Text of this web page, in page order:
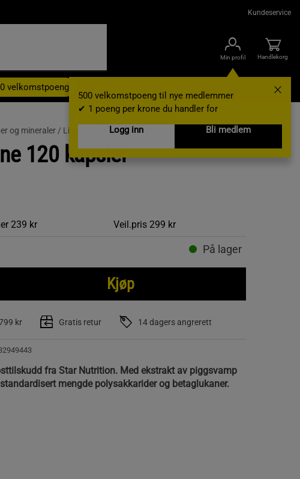
Kundeservice
Min profil
500 velkomstpoeng til nye medlemmer
✔ 1 poeng per krone du handler for
Logg inn
Bli medlem
Handlekorg
velkomstpoeng Gavekort
og mineraler / Lion's Mane
120 kapsler
239 kr Veil.pris 299 kr
På lager
Kjøp
kr Gratis retur 14 dagers angrerett
fra Star Nutrition. Med ekstrakt av piggsvamp
standardisert mengde polysakkarider og betaglukaner.